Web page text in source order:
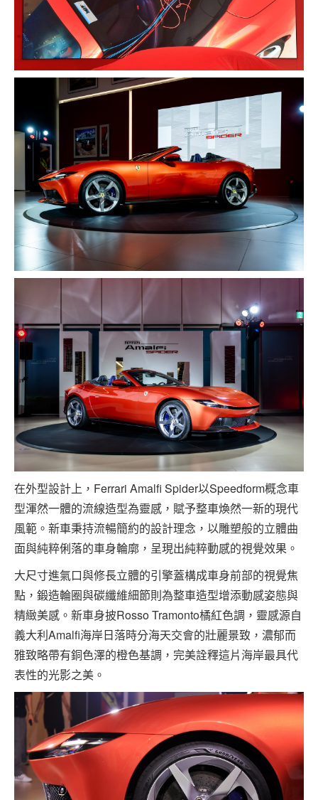
在外型設計上，Ferrari Amalfi Spider以Speedform概念車
型渾然一體的流線造型為靈感，賦予整車煥然一新的現代
風範。新車秉持流暢簡約的設計理念，以雕塑般的立體曲
面與純粹俐落的車身輪廓，呈現出純粹動感的視覺效果。
大尺寸進氣口與修長立體的引擎蓋構成車身前部的視覺焦
點，鍛造輪圈與碳纖維細節則為整車造型增添動感姿態與
精緻美感。新車身披Rosso Tramonto橘紅色調，靈感源自
義大利Amalfi海岸日落時分海天交會的壯麗景致，濃郁而
雅致略帶有銅色澤的橙色基調，完美詮釋這片海岸最具代
表性的光影之美。